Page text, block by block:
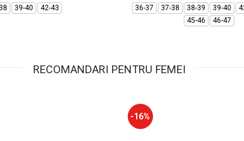
39-40 42-43 36-37 37-38 38-39 39-40
45-46
46-47
RECOMANDARI PENTRU FEMEI
-16%